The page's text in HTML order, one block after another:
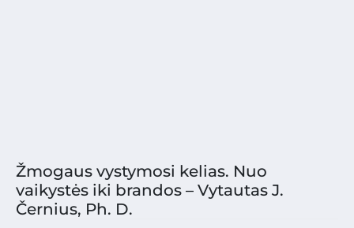
Žmogaus vystymosi kelias. Nuo
vaikystės iki brandos – Vytautas J.
Černius, Ph. D.